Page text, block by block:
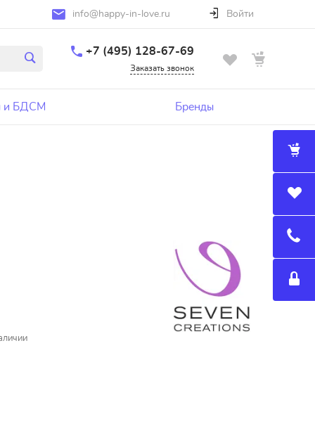
info@happy-in-love.ru Войти
+7 (495) 128-67-69
Заказать звонок
и БДСМ Бренды